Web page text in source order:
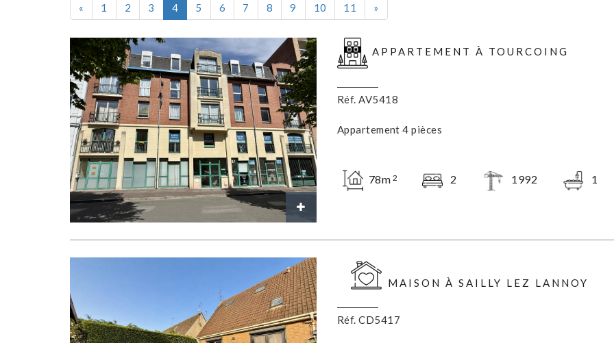
« Précédent
1 2 3 4 5 6 7 8 9 10 11 »
APPARTEMENT À TOURCOING
Réf. AV5418
Appartement 4 pièces
78m 2 2 1992 1
MAISON À SAILLY LEZ LANNOY
Réf. CD5417